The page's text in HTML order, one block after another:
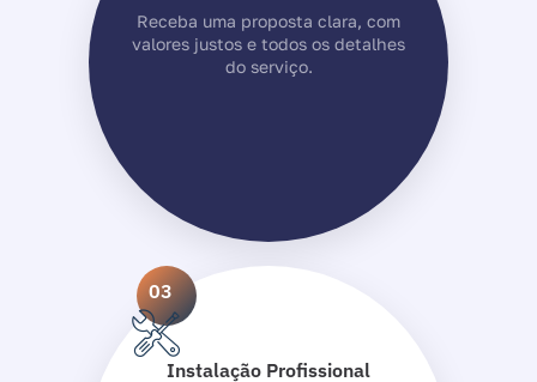
Receba uma proposta clara, com
valores justos e todos os detalhes
do serviço.
03
Instalação Profissional